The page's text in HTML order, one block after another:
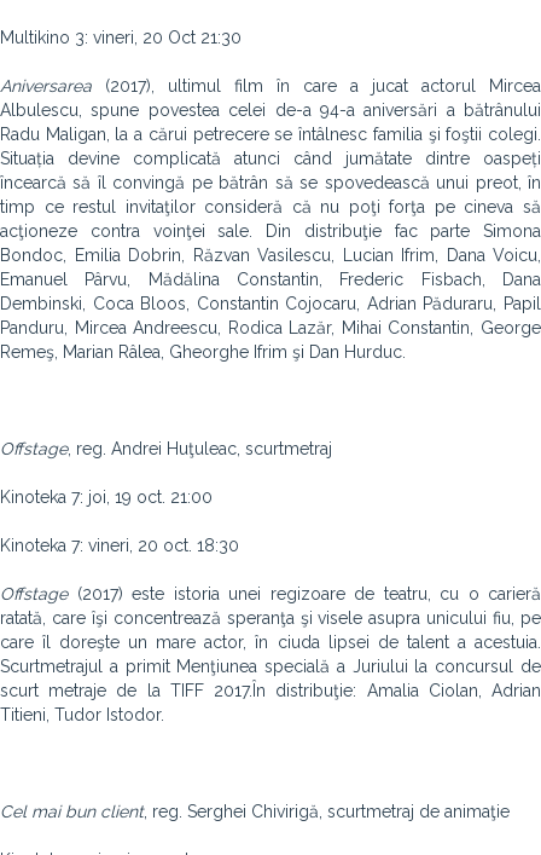
Multikino 3: vineri, 20 Oct 21:30
Aniversarea (2017), ultimul film în care a jucat actorul Mircea
Albulescu, spune povestea celei de-a 94-a aniversări a bătrânului
Radu Maligan, la a cărui petrecere se întâlnesc familia şi foştii colegi.
Situația devine complicată atunci când jumătate dintre oaspeți
încearcă să îl convingă pe bătrân să se spovedească unui preot, în
timp ce restul invitaţilor consideră că nu poţi forţa pe cineva să
acţioneze contra voinţei sale. Din distribuţie fac parte Simona
Bondoc, Emilia Dobrin, Răzvan Vasilescu, Lucian Ifrim, Dana Voicu,
Emanuel Pârvu, Mădălina Constantin, Frederic Fisbach, Dana
Dembinski, Coca Bloos, Constantin Cojocaru, Adrian Păduraru, Papil
Panduru, Mircea Andreescu, Rodica Lazăr, Mihai Constantin, George
Remeş, Marian Râlea, Gheorghe Ifrim şi Dan Hurduc.
Offstage, reg. Andrei Huţuleac, scurtmetraj
Kinoteka 7: joi, 19 oct. 21:00
Kinoteka 7: vineri, 20 oct. 18:30
Offstage(2017) este istoria unei regizoare de teatru, cu o carieră
ratată, care îşi concentrează speranţa şi visele asupra unicului fiu, pe
care îl doreşte un mare actor, în ciuda lipsei de talent a acestuia.
Scurtmetrajul a primit Menţiunea specială a Juriului la concursul de
scurt metraje de la TIFF 2017.În distribuţie: Amalia Ciolan, Adrian
Titieni, Tudor Istodor.
Cel mai bun client, reg. Serghei Chivirigă, scurtmetraj de animaţie